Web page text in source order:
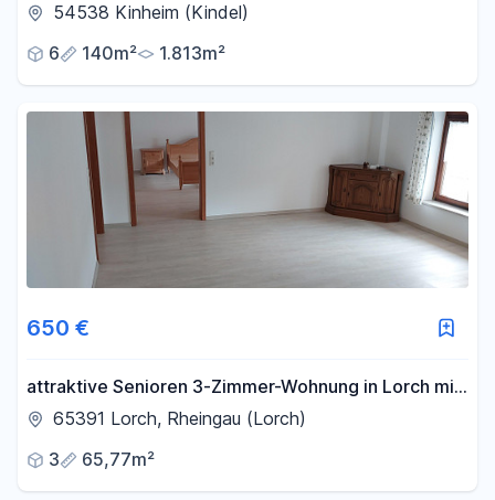
54538 Kinheim (Kindel)
6
140m² 1.813m²
650 €
attraktive Senioren 3-Zimmer-Wohnung in Lorch mit
Aufzug
65391 Lorch, Rheingau (Lorch)
3
65,77m²